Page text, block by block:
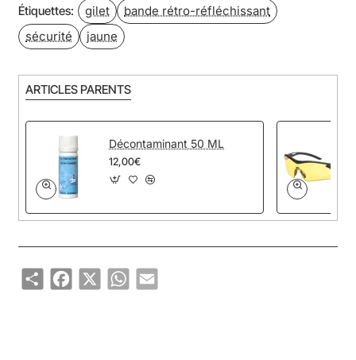
Étiquettes: gilet
bande rétro-réfléchissant
sécurité
jaune
ARTICLES PARENTS
Décontaminant 50 ML
12,00€
ShareFacebook
X WhatsApp
Email